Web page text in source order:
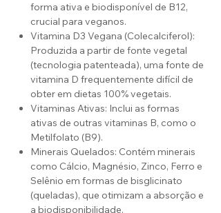
forma ativa e biodisponível de B12,
crucial para veganos.
Vitamina D3 Vegana (Colecalciferol):
Produzida a partir de fonte vegetal
(tecnologia patenteada), uma fonte de
vitamina D frequentemente difícil de
obter em dietas 100% vegetais.
Vitaminas Ativas: Inclui as formas
ativas de outras vitaminas B, como o
Metilfolato (B9).
Minerais Quelados: Contém minerais
como Cálcio, Magnésio, Zinco, Ferro e
Selênio em formas de bisglicinato
(queladas), que otimizam a absorção e
a biodisponibilidade.